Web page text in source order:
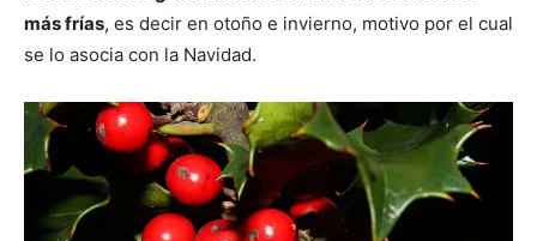
más frías, es decir en otoño e invierno, motivo por el cual
se lo asocia con la Navidad.